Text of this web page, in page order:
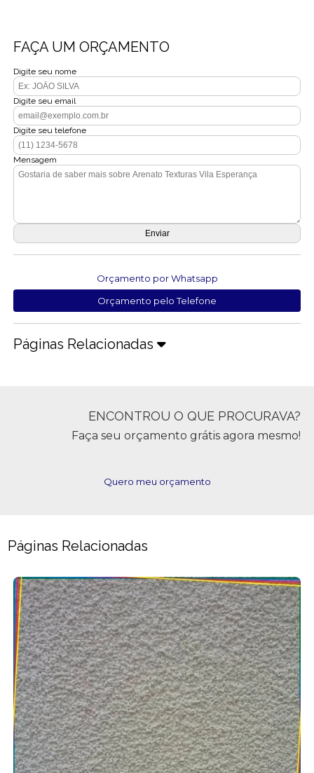
FAÇA UM ORÇAMENTO
Digite seu nome
Digite seu email
Digite seu telefone
Mensagem
Orçamento por Whatsapp
Orçamento pelo Telefone
Páginas Relacionadas
ENCONTROU O QUE PROCURAVA?
Faça seu orçamento grátis agora mesmo!
Quero meu orçamento
Páginas Relacionadas